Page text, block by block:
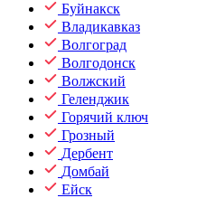
Буйнакск
Владикавказ
Волгоград
Волгодонск
Волжский
Геленджик
Горячий ключ
Грозный
Дербент
Домбай
Ейск